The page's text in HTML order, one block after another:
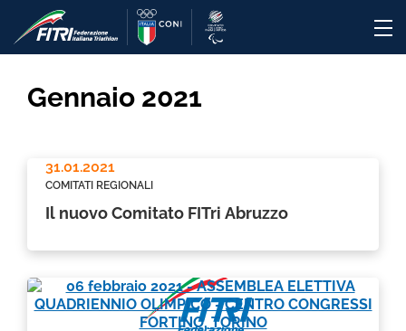
Gennaio 2021
31.01.2021
COMITATI REGIONALI
Il nuovo Comitato FITri Abruzzo